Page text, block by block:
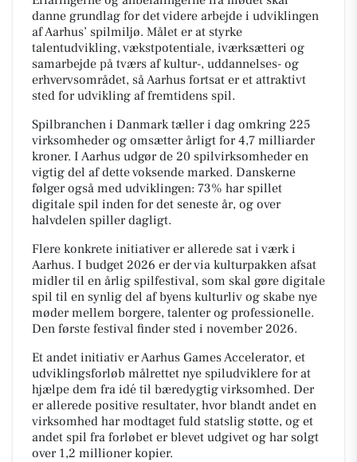
danne grundlag for det videre arbejde i udviklingen
af Aarhus’ spilmiljø. Målet er at styrke
talentudvikling, vækstpotentiale, iværksætteri og
samarbejde på tværs af kultur-, uddannelses- og
erhvervsområdet, så Aarhus fortsat er et attraktivt
sted for udvikling af fremtidens spil.
Spilbranchen i Danmark tæller i dag omkring 225
virksomheder og omsætter årligt for 4,7 milliarder
kroner. I Aarhus udgør de 20 spilvirksomheder en
vigtig del af dette voksende marked. Danskerne
følger også med udviklingen: 73% har spillet
digitale spil inden for det seneste år, og over
halvdelen spiller dagligt.
Flere konkrete initiativer er allerede sat i værk i
Aarhus. I budget 2026 er der via kulturpakken afsat
midler til en årlig spilfestival, som skal gøre digitale
spil til en synlig del af byens kulturliv og skabe nye
møder mellem borgere, talenter og professionelle.
Den første festival finder sted i november 2026.
Et andet initiativ er Aarhus Games Accelerator, et
udviklingsforløb målrettet nye spiludviklere for at
hjælpe dem fra idé til bæredygtig virksomhed. Der
er allerede positive resultater, hvor blandt andet en
virksomhed har modtaget fuld statslig støtte, og et
andet spil fra forløbet er blevet udgivet og har solgt
over 1,2 millioner kopier.